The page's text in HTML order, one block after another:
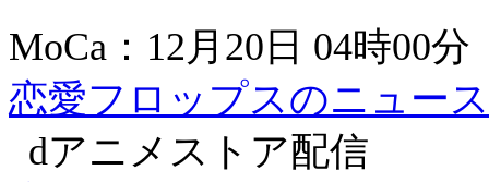
MoCa：12月20日 04時00分
恋愛フロップスのニュー
dアニメストア配信